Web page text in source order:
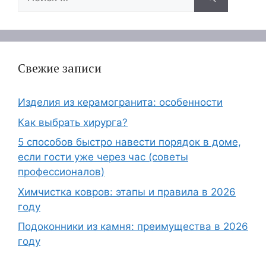
Свежие записи
Изделия из керамогранита: особенности
Как выбрать хирурга?
5 способов быстро навести порядок в доме,
если гости уже через час (советы
профессионалов)
Химчистка ковров: этапы и правила в 2026
году
Подоконники из камня: преимущества в 2026
году